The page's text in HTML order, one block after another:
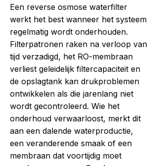
Een reverse osmose waterfilter
werkt het best wanneer het systeem
regelmatig wordt onderhouden.
Filterpatronen raken na verloop van
tijd verzadigd, het RO-membraan
verliest geleidelijk filtercapaciteit en
de opslagtank kan drukproblemen
ontwikkelen als die jarenlang niet
wordt gecontroleerd. Wie het
onderhoud verwaarloost, merkt dit
aan een dalende waterproductie,
een veranderende smaak of een
membraan dat voortijdig moet